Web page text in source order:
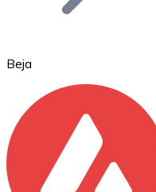
Ethereum
ETH
Beja